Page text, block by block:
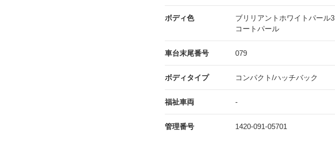
ボディ色
ブリリアントホワイトパール3
コートパール
車台末尾番号 079
ボディタイプ コンパクト/ハッチバック
福祉車両 -
管理番号 1420-091-05701